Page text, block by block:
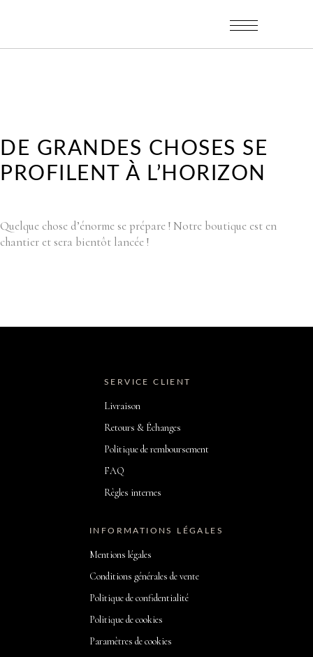
DE GRANDES CHOSES SE
PROFILENT À L’HORIZON
Quelque chose d’énorme se prépare ! Notre boutique est en
chantier et sera bientôt lancée !
SERVICE CLIENT
Livraison
Retours & Échanges
Politique de remboursement
FAQ
Règles internes
INFORMATIONS LÉGALES
Mentions légales
Conditions générales de vente
Politique de confidentialité
Politique de cookies
Paramètres de cookies